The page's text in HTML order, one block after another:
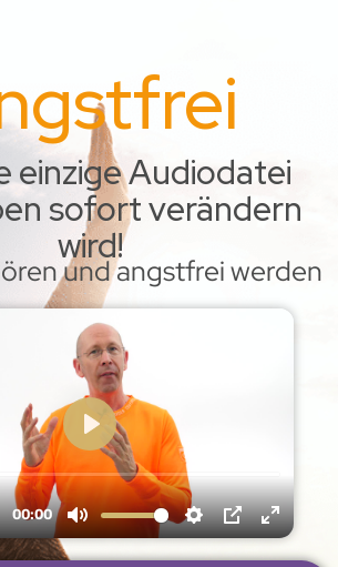
einzige Audiodatei
sofort verändern
wird!
und angstfrei werden